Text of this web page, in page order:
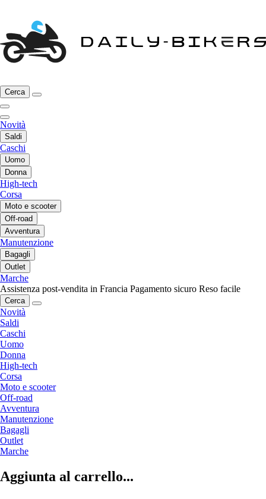
Cerca
Novità
Saldi
Caschi
Uomo
Donna
High-tech
Corsa
Moto e scooter
Off-road
Avventura
Manutenzione
Bagagli
Outlet
Marche
Assistenza post-vendita in Francia Pagamento sicuro Reso facile
Cerca
Novità
Saldi
Caschi
Uomo
Donna
High-tech
Corsa
Moto e scooter
Off-road
Avventura
Manutenzione
Bagagli
Outlet
Marche
Aggiunta al carrello...